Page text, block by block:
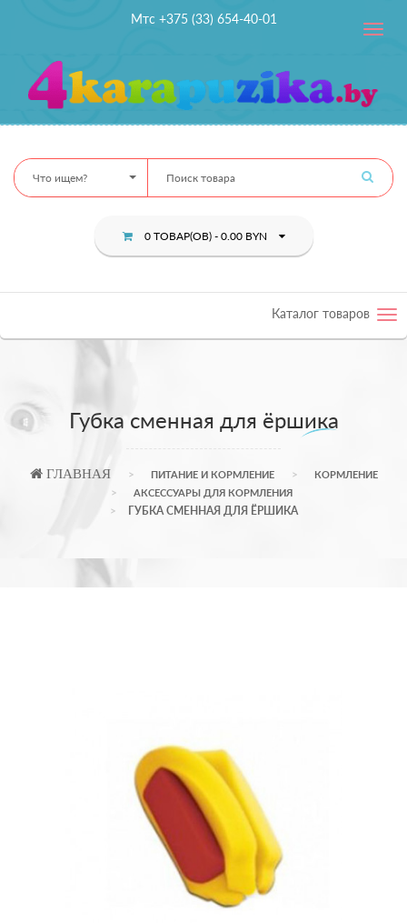
Мтс +375 (33) 654-40-01
Toggle
Что ищем?
0 ТОВАР(ОВ) - 0.00 BYN
Каталог товаров
Губка сменная для ёршика
ГЛАВНАЯ ПИТАНИЕ И КОРМЛЕНИЕ
КОРМЛЕНИЕ
АКСЕССУАРЫ ДЛЯ КОРМЛЕНИЯ
ГУБКА СМЕННАЯ ДЛЯ ЁРШИКА